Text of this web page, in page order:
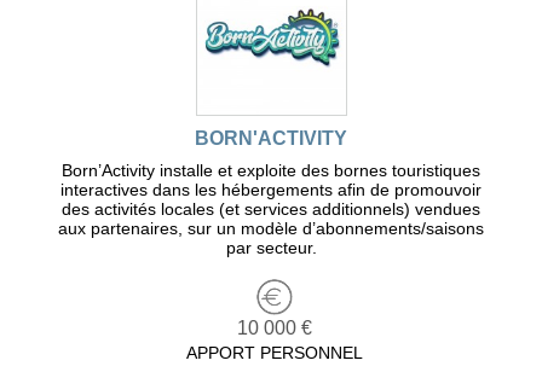
BORN'ACTIVITY
Born’Activity installe et exploite des bornes touristiques
interactives dans les hébergements afin de promouvoir
des activités locales (et services additionnels) vendues
aux partenaires, sur un modèle d’abonnements/saisons
par secteur.
10 000 €
APPORT PERSONNEL